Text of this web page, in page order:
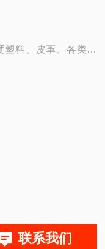
塑料、皮革、各类橡
其它相关标准的要
联系我们